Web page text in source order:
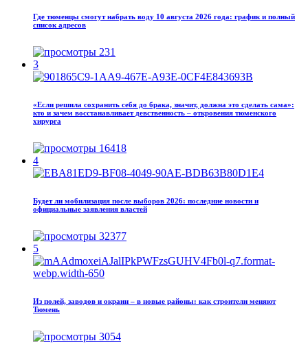
Где тюменцы смогут набрать воду 10 августа 2026 года: график и полный
список адресов
231
3
«Если решила сохранить себя до брака, значит, должна это сделать сама»:
кто и зачем восстанавливает девственность – откровения тюменского
хирурга
16418
4
Будет ли мобилизация после выборов 2026: последние новости и
официальные заявления властей
32377
5
Из полей, заводов и окраин – в новые районы: как строители меняют
Тюмень
3054